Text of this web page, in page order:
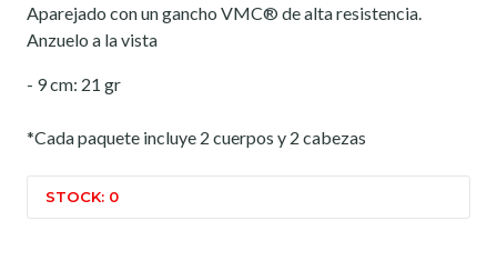
Aparejado con un gancho VMC® de alta resistencia.
Anzuelo a la vista
- 9 cm: 21 gr
*Cada paquete incluye 2 cuerpos y 2 cabezas
STOCK: 0